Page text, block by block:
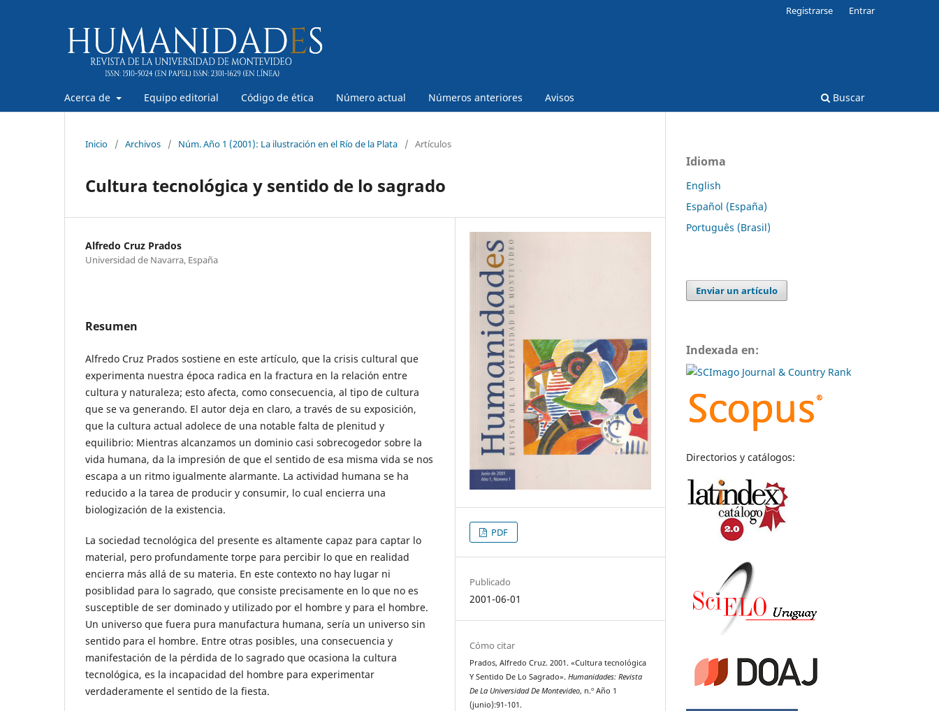
Acerca de Equipo editorial Código de ética Número actual Números anteriores Avisos Buscar
Registrarse Entrar
Inicio / Archivos / Núm. Año 1 (2001): La ilustración en el Río de la Plata / Artículos
Cultura tecnológica y sentido de lo sagrado
Alfredo Cruz Prados
Universidad de Navarra, España
Resumen
Alfredo Cruz Prados sostiene en este artículo, que la crisis cultural que
experimenta nuestra época radica en la fractura en la relación entre
cultura y naturaleza; esto afecta, como consecuencia, al tipo de cultura
que se va generando. El autor deja en claro, a través de su exposición,
que la cultura actual adolece de una notable falta de plenitud y
equilibrio: Mientras alcanzamos un dominio casi sobrecogedor sobre la
vida humana, da la impresión de que el sentido de esa misma vida se nos
escapa a un ritmo igualmente alarmante. La actividad humana se ha
reducido a la tarea de producir y consumir, lo cual encierra una
biologización de la existencia.
La sociedad tecnológica del presente es altamente capaz para captar lo
material, pero profundamente torpe para percibir lo que en realidad
encierra más allá de su materia. En este contexto no hay lugar ni
posiblidad para lo sagrado, que consiste precisamente en lo que no es
susceptible de ser dominado y utilizado por el hombre y para el hombre.
Un universo que fuera pura manufactura humana, sería un universo sin
sentido para el hombre. Entre otras posibles, una consecuencia y
manifestación de la pérdida de lo sagrado que ocasiona la cultura
tecnológica, es la incapacidad del hombre para experimentar
verdaderamente el sentido de la fiesta.
PDF
Publicado
2001-06-01
Cómo citar
Prados, Alfredo Cruz. 2001. «Cultura tecnológica
Y Sentido De Lo Sagrado».Humanidades: Revista
De La Universidad De Montevideo, n.º Año 1
(junio):91-101.
Idioma
English
Español (España)
Português (Brasil)
Enviar un artículo
Indexada en:
Directorios y catálogos: